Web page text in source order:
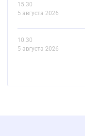
15.30
5 августа 2026
10.30
5 августа 2026